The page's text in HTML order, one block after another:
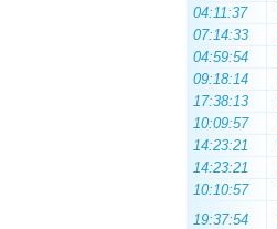
04:11:37
07:14:33
04:59:54
09:18:14
17:38:13
10:09:57
14:23:21
14:23:21
10:10:57
19:37:54